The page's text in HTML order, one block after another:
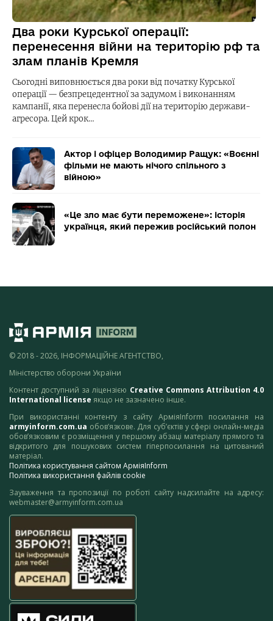
Два роки Курської операції:
перенесення війни на територію рф та
злам планів Кремля
Сьогодні виповнюється два роки від початку Курської
операції — безпрецедентної за задумом і виконанням
кампанії, яка перенесла бойові дії на територію держави-
агресора. Цей крок…
Актор і офіцер Володимир Ращук: «Воєнні
фільми не мають нічого спільного з
війною»
«Це зло має бути переможене»: історія
українця, який пережив російський полон
© 2018 - 2026, ІНФОРМАЦІЙНЕ АГЕНТСТВО,
Міністерство оборони України
Контент доступний за ліцензією Creative Commons Attribution 4.0
International license якщо не зазначено інше.
При використанні контенту з сайту АрміяInform посилання на
armyinform.com.ua обов’язкове. Для суб’єктів у сфері онлайн-медіа
обов’язковим є розміщення у першому абзаці матеріалу прямого та
відкритого для пошукових систем гіперпосилання на цитований
матеріал.
Політика користування сайтом АрміяInform
Політика використання файлів cookie
Зауваження та пропозиції по роботі сайту надсилайте на адресу:
webmaster@armyinform.com.ua